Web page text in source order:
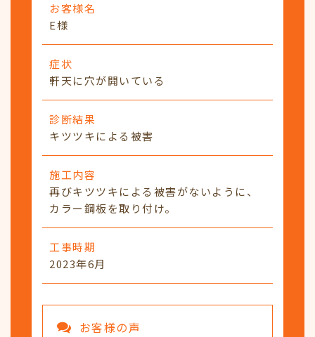
お客様名
E様
症状
軒天に穴が開いている
診断結果
キツツキによる被害
施工内容
再びキツツキによる被害がないように、
カラー鋼板を取り付け。
工事時期
2023年6月
お客様の声